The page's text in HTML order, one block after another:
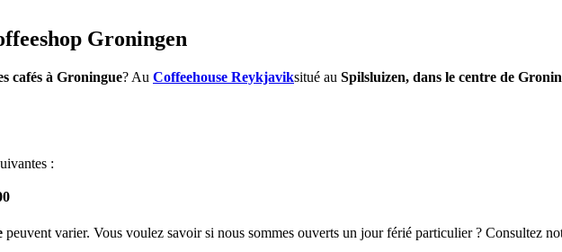
Groningen
cafés à Groningue? Au Coffeehouse Reykjaviksitué au Spilsluizen, dans le centre de
:
peuvent varier. Vous voulez savoir si nous sommes ouverts un jour férié particulier ? Consultez